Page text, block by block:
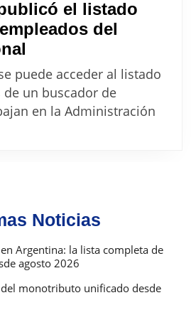
el listado
del
Gobierno
publicó
el
Estado
Nacional
puede acceder al listado
un buscador de
en la Administración
Noticias
Argentina: la lista completa de
agosto 2026
monotributo unificado desde